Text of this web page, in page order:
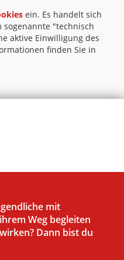
ein. Es handelt sich
sogenannte "technisch
aktive Einwilligung des
finden Sie in
mit
Weg begleiten
Dann bist du